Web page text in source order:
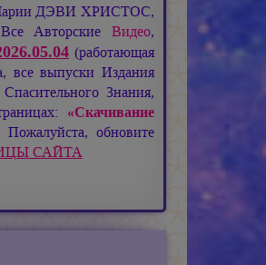
ДЭВИ ХРИСТОС,
Авторские Видео,
(работающая
все выпуски Издания
Знания,
«Скачивание
Пожалуйста, обновите
САЙТА